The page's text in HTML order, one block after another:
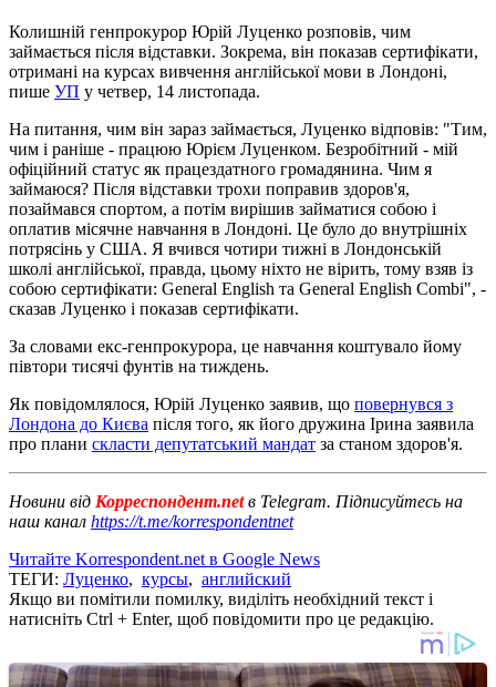
Колишній генпрокурор Юрій Луценко розповів, чим
займається після відставки. Зокрема, він показав сертифікати,
отримані на курсах вивчення англійської мови в Лондоні,
пише УП у четвер, 14 листопада.
На питання, чим він зараз займається, Луценко відповів: "Тим,
​​чим і раніше - працюю Юрієм Луценком. Безробітний - мій
офіційний статус як працездатного громадянина. Чим я
займаюся? Після відставки трохи поправив здоров'я,
позаймався спортом, а потім вирішив займатися собою і
оплатив місячне навчання в Лондоні. Це було до внутрішніх
потрясінь у США. Я вчився чотири тижні в Лондонській
школі англійської, правда, цьому ніхто не вірить, тому взяв із
собою сертифікати: General English та General English Combi", -
сказав Луценко і показав сертифікати.
За словами екс-генпрокурора, це навчання коштувало йому
півтори тисячі фунтів на тиждень.
Як повідомлялося, Юрій Луценко заявив, що повернувся з
Лондона до Києва після того, як його дружина Ірина заявила
про плани скласти депутатський мандат за станом здоров'я.
Новини від Корреспондент.netв Telegram. Підписуйтесь на
наш канал https://t.me/korrespondentnet
Читайте Korrespondent.net в Google News
ТЕГИ: Луценко, курсы, английский
Якщо ви помітили помилку, виділіть необхідний текст і
натисніть Ctrl + Enter, щоб повідомити про це редакцію.